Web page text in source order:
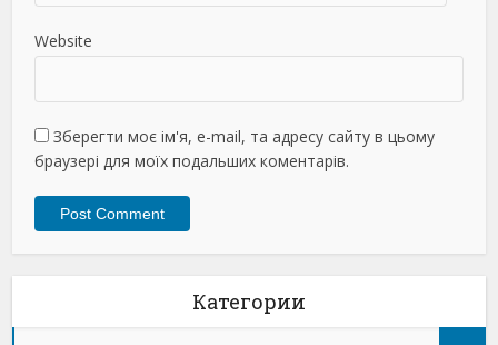
Website
Зберегти моє ім'я, e-mail, та адресу сайту в цьому
браузері для моїх подальших коментарів.
Категории